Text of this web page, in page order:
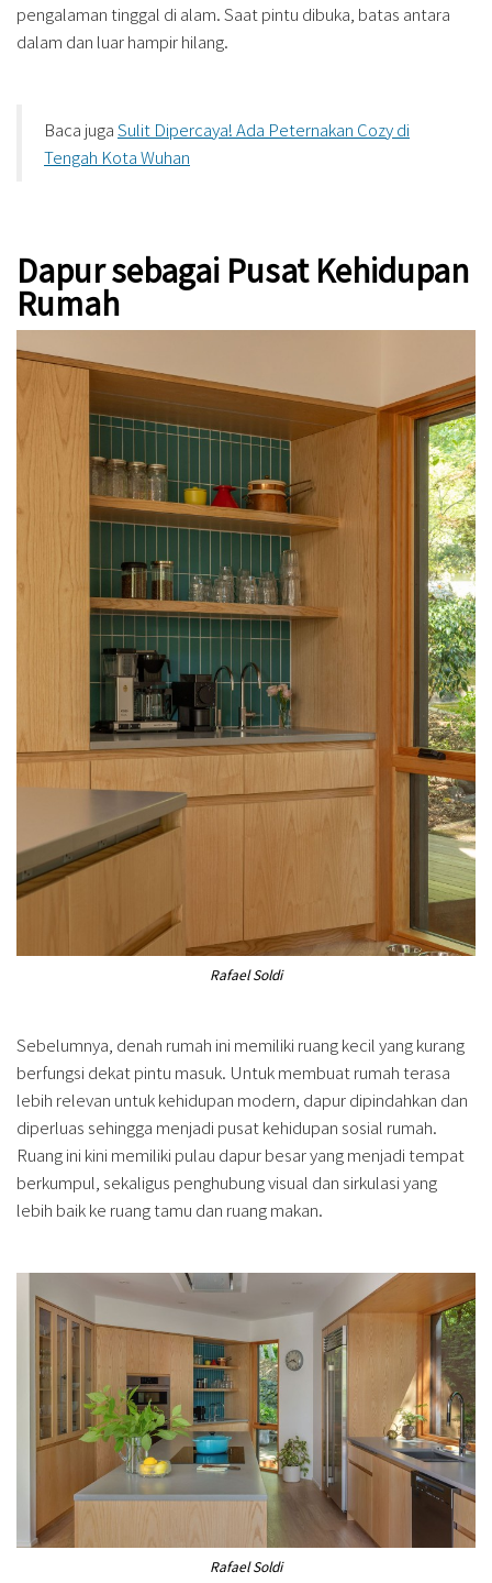
pengalaman tinggal di alam. Saat pintu dibuka, batas antara
dalam dan luar hampir hilang.
Baca jugaSulit Dipercaya! Ada Peternakan Cozy di
Tengah Kota Wuhan
Dapur sebagai Pusat Kehidupan
Rumah
Rafael Soldi
Sebelumnya, denah rumah ini memiliki ruang kecil yang kurang
berfungsi dekat pintu masuk. Untuk membuat rumah terasa
lebih relevan untuk kehidupan modern, dapur dipindahkan dan
diperluas sehingga menjadi pusat kehidupan sosial rumah.
Ruang ini kini memiliki pulau dapur besar yang menjadi tempat
berkumpul, sekaligus penghubung visual dan sirkulasi yang
lebih baik ke ruang tamu dan ruang makan.
Rafael Soldi